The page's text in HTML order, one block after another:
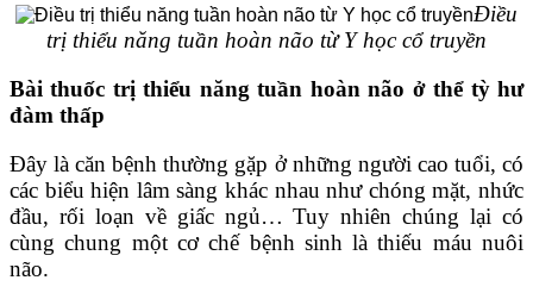
Điều
trị thiểu năng tuần hoàn não từ Y học cổ truyền
Bài thuốc trị thiểu năng tuần hoàn não ở thể tỳ hư
đàm thấp
Đây là căn bệnh thường gặp ở những người cao tuổi, có
các biểu hiện lâm sàng khác nhau như chóng mặt, nhức
đầu, rối loạn về giấc ngủ… Tuy nhiên chúng lại có
cùng chung một cơ chế bệnh sinh là thiếu máu nuôi
não.